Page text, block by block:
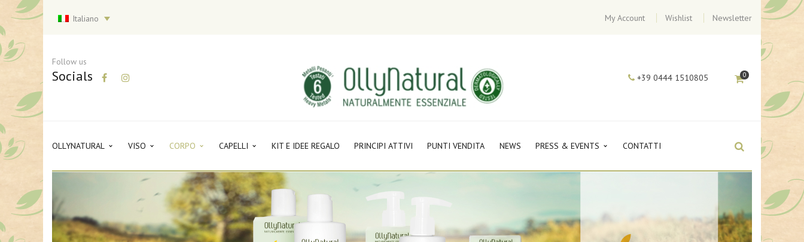
Italiano My Account Wishlist Newsletter
Follow us
Socials +39 0444 1510805 0
OLLYNATURAL VISO CORPO CAPELLI KIT E IDEE REGALO PRINCIPI ATTIVI PUNTI VENDITA NEWS PRESS & EVENTS CONTATTI